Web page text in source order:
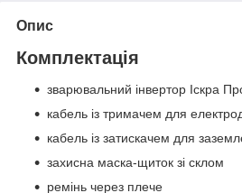
Опис
Комплектація
зварювальний інвертор Іскра
кабель із тримачем для
кабель із затискачем для
захисна маска-щиток зі склом
ремінь через плече